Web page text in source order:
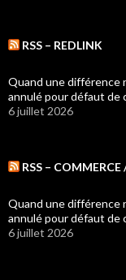
RSS – REDLINK
Quand une différence
annulé pour défaut de
6 juillet 2026
RSS –
Quand une différence
annulé pour défaut de
6 juillet 2026